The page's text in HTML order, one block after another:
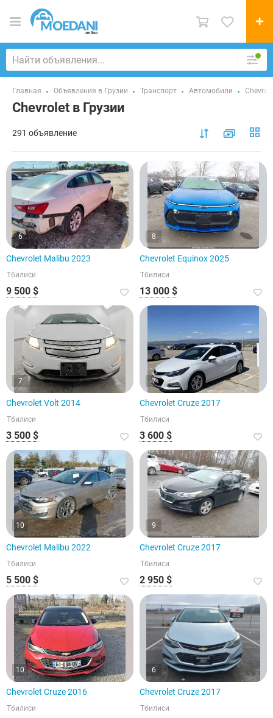
Главная Объявления в Грузии Транспорт Автомобили
Chevrolet в Грузии
291 объявление
6
Chevrolet Malibu 2023
Тбилиси
9 500 $
8
Chevrolet Equinox 2025
Тбилиси
13 000 $
7
Chevrolet Volt 2014
Тбилиси
3 500 $
7
Chevrolet Cruze 2017
Тбилиси
3 600 $
10
Chevrolet Malibu 2022
Тбилиси
5 500 $
9
Chevrolet Cruze 2017
Тбилиси
2 950 $
10
Chevrolet Cruze 2016
Тбилиси
6
Chevrolet Cruze 2017
Тбилиси